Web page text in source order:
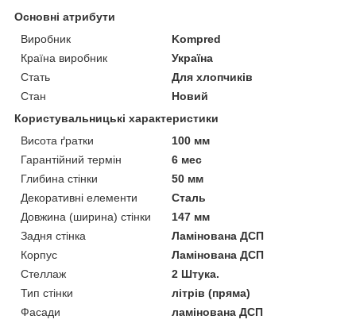
Основні атрибути
Виробник
Kompred
Країна виробник
Україна
Стать
Для хлопчиків
Стан
Новий
Користувальницькі характеристики
Висота ґратки
100 мм
Гарантійний термін
6 мес
Глибина стінки
50 мм
Декоративні елементи
Сталь
Довжина (ширина) стінки
147 мм
Задня стінка
Ламінована ДСП
Корпус
Ламінована ДСП
Стеллаж
2 Штука.
Тип стінки
літрів (пряма)
Фасади
ламінована ДСП